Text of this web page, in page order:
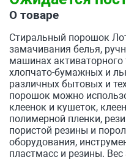
О товаре
Стиральный порошок
замачивания белья,
машинах активаторного
хлопчато-бумажных и
различных бытовых и
порошок можно
клеенок и кушеток,
полимерной пленки,
пористой резины и
оборудования,
пластмасс и резины. Вес